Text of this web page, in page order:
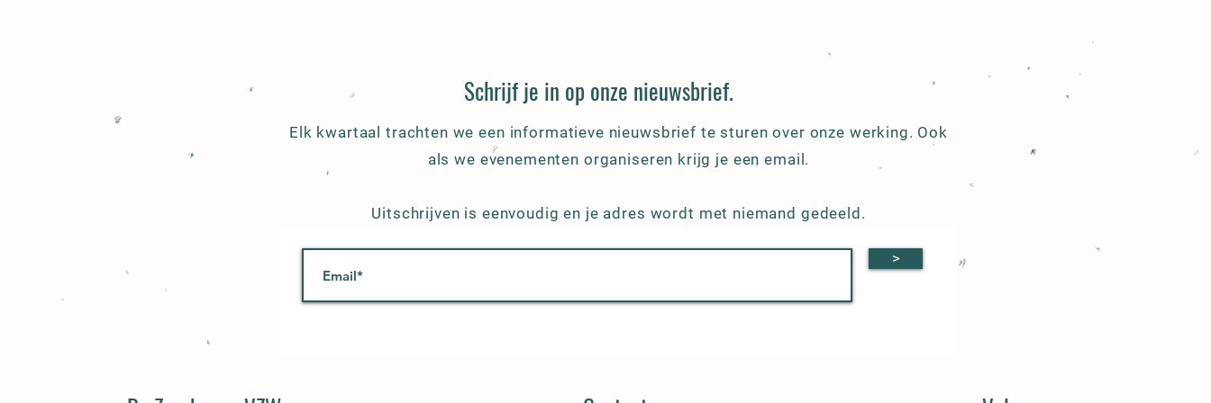
Schrijf je in op onze nieuwsbrief.
Elk kwartaal trachten we een informatieve nieuwsbrief te sturen over onze werking. Ook
als we evenementen organiseren krijg je een email.
Uitschrijven is eenvoudig en je adres wordt met niemand gedeeld.
>